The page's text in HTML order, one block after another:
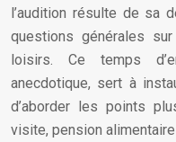
l’audition résulte de sa
questions générales
loisirs. Ce temps
anecdotique, sert à
d’aborder les points
visite, pension